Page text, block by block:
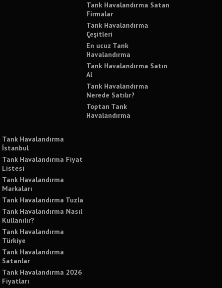
Tank Havalandırma Satan
Firmalar
Tank Havalandırma
Çeşitleri
En ucuz Tank
Havalandırma
Tank Havalandırma Satın
Al
Tank Havalandırma
Nerede Satılır?
Toptan Tank
Havalandırma
Tank Havalandırma
İstanbul
Tank Havalandırma Fiyat
Listesi
Tank Havalandırma
Markaları
Tank Havalandırma Tuzla
Tank Havalandırma Nasıl
Kullanılır?
Tank Havalandırma
Türkiye
Tank Havalandırma
Satanlar
Tank Havalandırma 2026
Fiyatları